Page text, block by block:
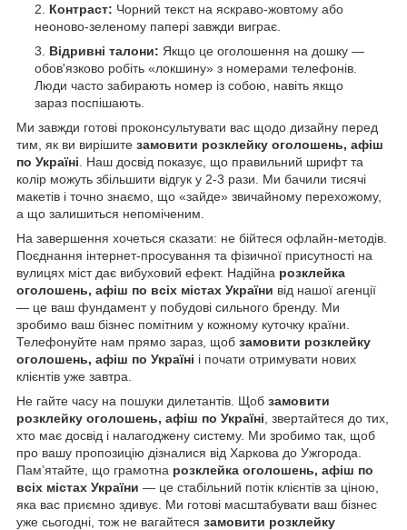
Контраст: Чорний текст на яскраво-жовтому або
неоново-зеленому папері завжди виграє.
Відривні талони: Якщо це оголошення на дошку —
обов'язково робіть «локшину» з номерами телефонів.
Люди часто забирають номер із собою, навіть якщо
зараз поспішають.
Ми завжди готові проконсультувати вас щодо дизайну перед
тим, як ви вирішите замовити розклейку оголошень, афіш
по Україні . Наш досвід показує, що правильний шрифт та
колір можуть збільшити відгук у 2-3 рази. Ми бачили тисячі
макетів і точно знаємо, що «зайде» звичайному перехожому,
а що залишиться непоміченим.
На завершення хочеться сказати: не бійтеся офлайн-методів.
Поєднання інтернет-просування та фізичної присутності на
вулицях міст дає вибуховий ефект. Надійна розклейка
оголошень, афіш по всіх містах України від нашої агенції
— це ваш фундамент у побудові сильного бренду. Ми
зробимо ваш бізнес помітним у кожному куточку країни.
Телефонуйте нам прямо зараз, щоб замовити розклейку
оголошень, афіш по Україні і почати отримувати нових
клієнтів уже завтра.
Не гайте часу на пошуки дилетантів. Щоб замовити
розклейку оголошень, афіш по Україні , звертайтеся до тих,
хто має досвід і налагоджену систему. Ми зробимо так, щоб
про вашу пропозицію дізналися від Харкова до Ужгорода.
Пам’ятайте, що грамотна розклейка оголошень, афіш по
всіх містах України — це стабільний потік клієнтів за ціною,
яка вас приємно здивує. Ми готові масштабувати ваш бізнес
уже сьогодні, тож не вагайтеся замовити розклейку